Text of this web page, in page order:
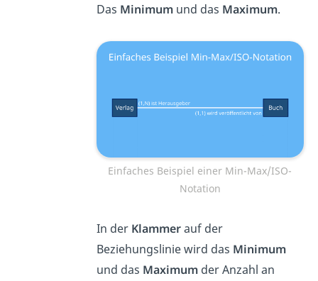
Das Minimumund das Maximum.
Einfaches Beispiel einer Min-Max/ISO-
Notation
In der Klammerauf der
Beziehungslinie wird das Minimum
und das Maximum der Anzahl an